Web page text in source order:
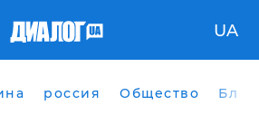
UA
россия Общество